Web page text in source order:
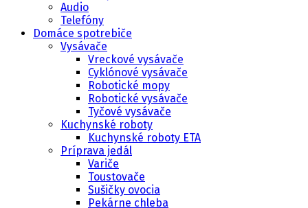
Audio
Telefóny
Domáce spotrebiče
Vysávače
Vreckové vysávače
Cyklónové vysávače
Robotické mopy
Robotické vysávače
Tyčové vysávače
Kuchynské roboty
Kuchynské roboty ETA
Príprava jedál
Variče
Toustovače
Sušičky ovocia
Pekárne chleba